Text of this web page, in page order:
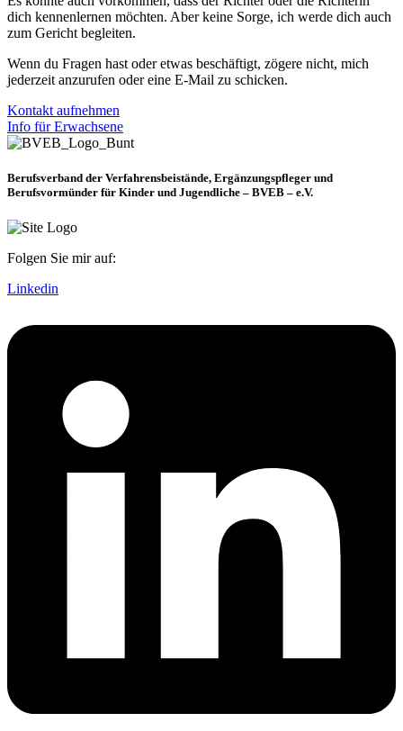
dich kennenlernen möchten. Aber keine Sorge, ich werde dich auch
zum Gericht begleiten.
Wenn du Fragen hast oder etwas beschäftigt, zögere nicht, mich
jederzeit anzurufen oder eine E-Mail zu schicken.
Kontakt aufnehmen
Info für Erwachsene
Berufsverband der Verfahrensbeistände, Ergänzungspfleger und
Berufsvormünder für Kinder und Jugendliche – BVEB – e.V.
Folgen Sie mir auf:
Linkedin